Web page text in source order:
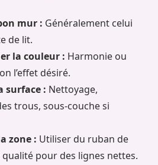
mur : Généralement celui
de lit.
la couleur : Harmonie ou
l’effet désiré.
surface : Nettoyage,
trous, sous-couche si
zone : Utiliser du ruban de
pour des lignes nettes.